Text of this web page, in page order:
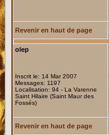
Revenir en haut de page
olep
Inscrit le: 14 Mar 2007
Messages: 1197
Localisation: 94 - La Varenne
Saint Hilaire (Saint Maur des
Fossés)
Revenir en haut de page